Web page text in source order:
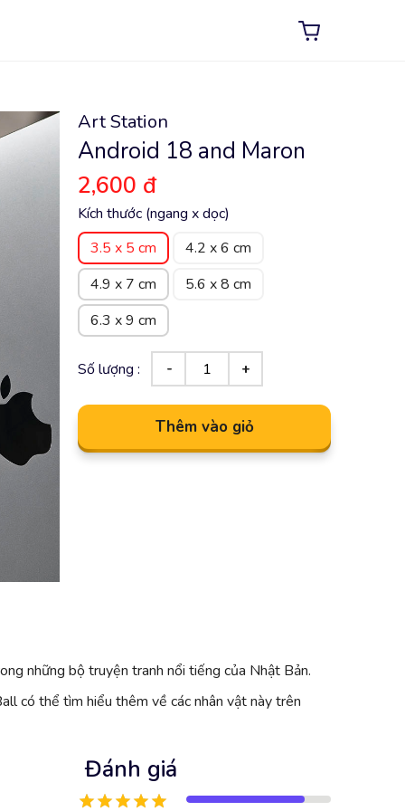
Art Station
Android 18 and Maron
2,600 đ
Kích thước (ngang x dọc)
3.5 x 5 cm
4.2 x 6 cm
4.9 x 7 cm
5.6 x 8 cm
6.3 x 9 cm
Số lượng :
Thêm vào giỏ
những bộ truyện tranh nổi tiếng của Nhật Bản.
có thể tìm hiểu thêm về các nhân vật này trên
Đánh giá